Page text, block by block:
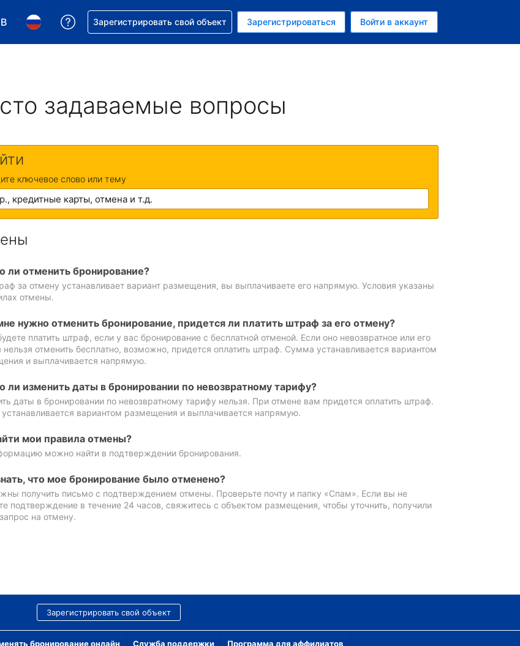
валюту. Текущая валюта — Российский рубль
Выберите язык. Текущий язык — На русском
Получите помощь с бронированием
Зарегистрировать свой объект Зарегистрироваться Войти в аккаунт
задаваемые вопросы
ключевое слово или тему
ли отменить бронирование?
за отмену устанавливает вариант размещения, вы выплачиваете его напрямую. Условия указаны
отмены.
нужно отменить бронирование, придется ли платить штраф за его отмену?
платить штраф, если у вас бронирование с бесплатной отменой. Если оно невозвратное или его
нельзя отменить бесплатно, возможно, придется оплатить штраф. Сумма устанавливается вариантом
и выплачивается напрямую.
ли изменить даты в бронировании по невозвратному тарифу?
даты в бронировании по невозвратному тарифу нельзя. При отмене вам придется оплатить штраф.
вариантом размещения и выплачивается напрямую.
мои правила отмены?
можно найти в подтверждении бронирования.
что мое бронирование было отменено?
получить письмо с подтверждением отмены. Проверьте почту и папку «Спам». Если вы не
подтверждение в течение 24 часов, свяжитесь с объектом размещения, чтобы уточнить, получили
на отмену.
Зарегистрировать свой объект
бронирование онлайн Служба поддержки Программа для аффилиатов